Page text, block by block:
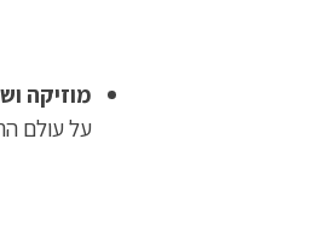
מוזיקה
על עולם